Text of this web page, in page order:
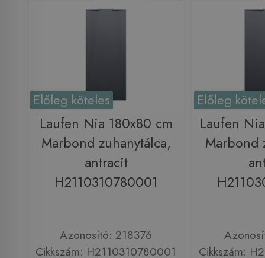
Előleg köteles
Laufen Nia 180x80 cm
Marbond zuhanytálca,
antracit
H2110310780001
Azonosító: 218376
Cikkszám: H2110310780001
Előleg
Laufen
Marbond
Cikkszám: